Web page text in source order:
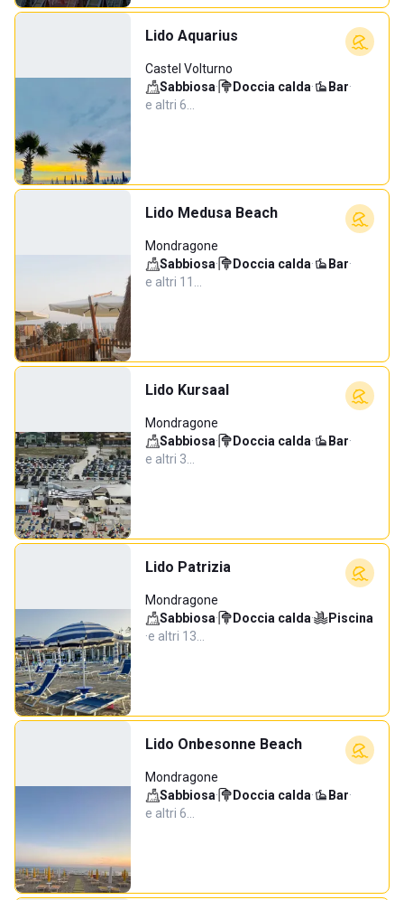
Lido Aquarius
Castel Volturno
Sabbiosa· Doccia calda· Bar·
e altri 6…
Lido Medusa Beach
Mondragone
Sabbiosa· Doccia calda· Bar·
e altri 11…
Lido Kursaal
Mondragone
Sabbiosa· Doccia calda· Bar·
e altri 3…
Lido Patrizia
Mondragone
Sabbiosa· Doccia calda·
Piscina
·e altri 13…
Lido Onbesonne Beach
Mondragone
Sabbiosa· Doccia calda· Bar·
e altri 6…